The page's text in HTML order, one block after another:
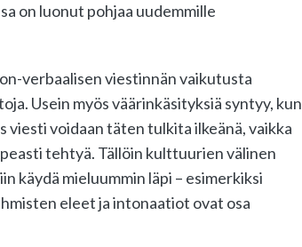
on luonut pohjaa uudemmille
verbaalisen viestinnän vaikutusta
Usein myös väärinkäsityksiä syntyy, kun
viesti voidaan täten tulkita ilkeänä, vaikka
tehtyä. Tällöin kulttuurien välinen
käydä mieluummin läpi – esimerkiksi
eleet ja intonaatiot ovat osa